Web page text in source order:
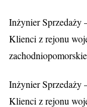
Inżynier Sprzedaży
Klienci z rejonu
Inżynier Sprzedaży
Klienci z rejonu